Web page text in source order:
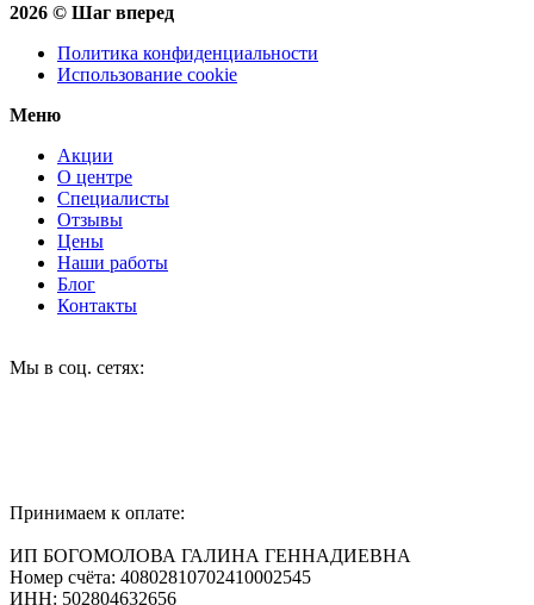
2026 © Шаг вперед
Политика конфиденциальности
Использование cookie
Меню
Акции
О центре
Специалисты
Отзывы
Цены
Наши работы
Блог
Контакты
Мы в соц. сетях:
Принимаем к оплате:
ИП БОГОМОЛОВА ГАЛИНА ГЕННАДИЕВНА
Номер счёта: 40802810702410002545
ИНН: 502804632656